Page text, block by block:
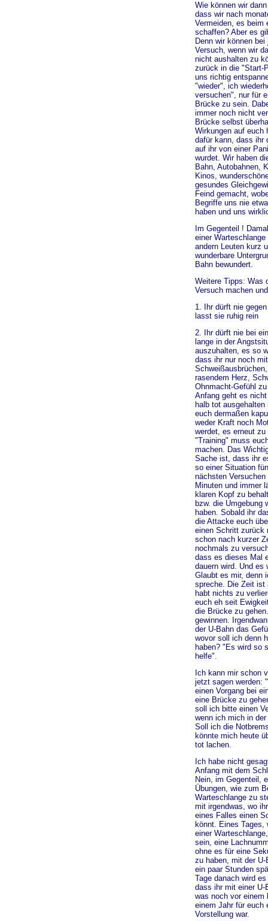
Wie können wir
dass wir nach
Vermeiden, es beim
schaffen? Aber es
Denn wir können
Versuch, wenn wir
nicht aushalten zu
zurück in die "Start-
uns richtig
"wieder", ich
versuchen", nur für
Brücke zu sein.
immer noch nicht
Brücke selbst
Wirkungen auf
dafür kann, dass ihr
auf ihr von einer
wurdet. Wir haben
Bahn, Autobahnen,
Kinos,
gesundes
Feind gemacht,
Begriffe uns nie
haben und uns
Im Gegenteil !
einer
andern Leuten kurz
wunderbare
Bahn bewundert.
Weitere Tipps: Was
Versuch machen
1. Ihr dürft nie
lasst sie ruhig rein
2. Ihr dürft nie bei
lange in der
auszuhalten, es so
dass ihr nur noch mit
rasendem Herz,
Ohnmacht-Gefühl
Anfang geht es
halb tot
euch dermaßen
weder Kraft noch
werdet, es erneut zu
"Training" muss
machen. Das
Sache ist, dass ihr
so einer Situation
nächsten
Minuten und immer
klaren Kopf zu
bzw. die Umgebung
haben. Sobald ihr
die Attacke euch
einen Schritt zurück
schon nach kurzer
nochmals zu
dass es dieses Mal
dauern wird. Und es
Glaubt es mir, denn
spreche. Die Zeit ist
habt nichts zu
euch eh seit
die Brücke zu
gewinnen.
der U-Bahn das
wovor soll ich denn
haben? "Es wird so
helfe".
Ich kann mir schon
jetzt sagen werden:
einen Vorgang bei
eine Brücke zu
soll ich bitte einen
wenn ich mich in
Soll ich die
könnte mich heute
tot lachen.
Ich habe nicht
Anfang mit dem
Nein, im Gegenteil,
Übungen, wie zum
Warteschlange zu
mit irgendwas, wo
eines Falles einen
könnt. Eines Tages,
einer
sein, eine
ohne es für eine
zu haben, mit der
ein paar Stunden
Tage danach wird
dass ihr mit einer U-
was noch vor einem
einem Jahr für euch
Vorstellung war.